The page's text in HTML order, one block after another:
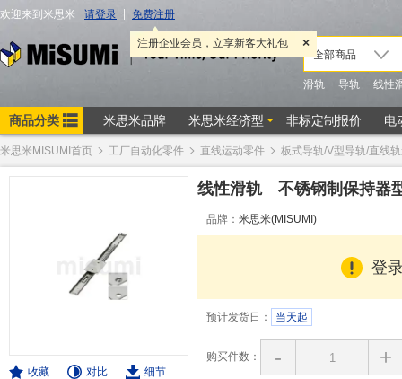
米思米MISUMI首页 工厂自动化零件 直线运动零件 板式导轨/V型导轨/直线
收藏 对比
细节
线性滑轨 不锈钢制保持器
品牌： 米思米(MISUMI)
登
预计发货日： 当天起
购买件数： - +